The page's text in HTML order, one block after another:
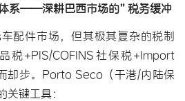
系——深耕巴西市场的”税务缓冲
配件市场，但其极其复杂的税制
税+PIS/COFINS社保税+Import
却步。Porto Seco（干港/内陆保
键工具：